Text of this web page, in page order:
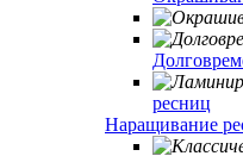
ресниц
Наращивание